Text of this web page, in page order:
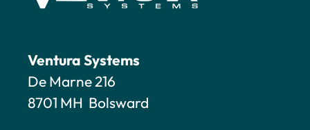
Ventura Systems
De Marne 216
8701 MH Bolsward